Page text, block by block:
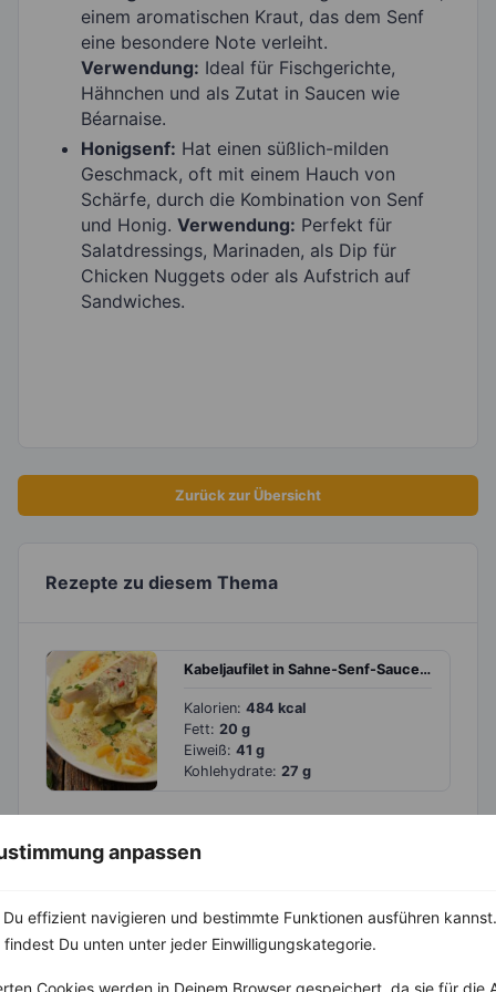
anpassen
effizient navigieren und bestimmte Funktionen ausführen
Du unten unter jeder Einwilligungskategorie.
Cookies werden in Deinem Browser gespeichert, da sie für die
einem aromatischen Kraut, das dem Senf
eine besondere Note verleiht.
Verwendung: Ideal für Fischgerichte,
Hähnchen und als Zutat in Saucen wie
Béarnaise.
Honigsenf: Hat einen süßlich-milden
Geschmack, oft mit einem Hauch von
Schärfe, durch die Kombination von Senf
und Honig. Verwendung: Perfekt für
Salatdressings, Marinaden, als Dip für
Chicken Nuggets oder als Aufstrich auf
Sandwiches.
Zurück zur Übersicht
Rezepte zu diesem Thema
Kabeljaufilet in Sahne-Senf-Sauce mit Möhren und Pastinaken
Kalorien: 484 kcal
Fett: 20 g
Eiweiß: 41 g
Kohlehydrate: 27 g
Eiweiß:12 g
Kohlehydrate:68 g